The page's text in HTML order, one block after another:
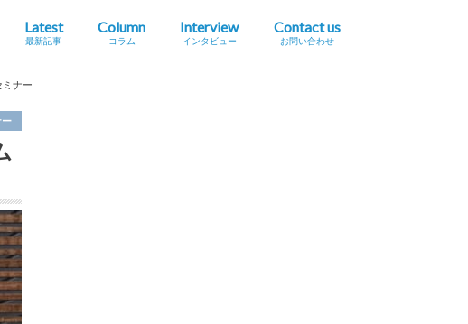
Latest
最新記事
Column
コラム
Interview
インタビュー
Contact us
お問い合わせ
ナー
ー